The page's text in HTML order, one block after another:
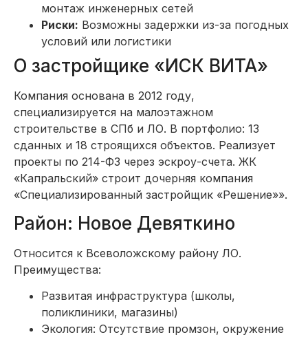
монтаж инженерных сетей
Риски: Возможны задержки из-за погодных
условий или логистики
О застройщике «ИСК ВИТА»
Компания основана в 2012 году,
специализируется на малоэтажном
строительстве в СПб и ЛО. В портфолио: 13
сданных и 18 строящихся объектов. Реализует
проекты по 214-ФЗ через эскроу-счета. ЖК
«Капральский» строит дочерняя компания
«Специализированный застройщик «Решение»».
Район: Новое Девяткино
Относится к Всеволожскому району ЛО.
Преимущества:
Развитая инфраструктура (школы,
поликлиники, магазины)
Экология: Отсутствие промзон, окружение